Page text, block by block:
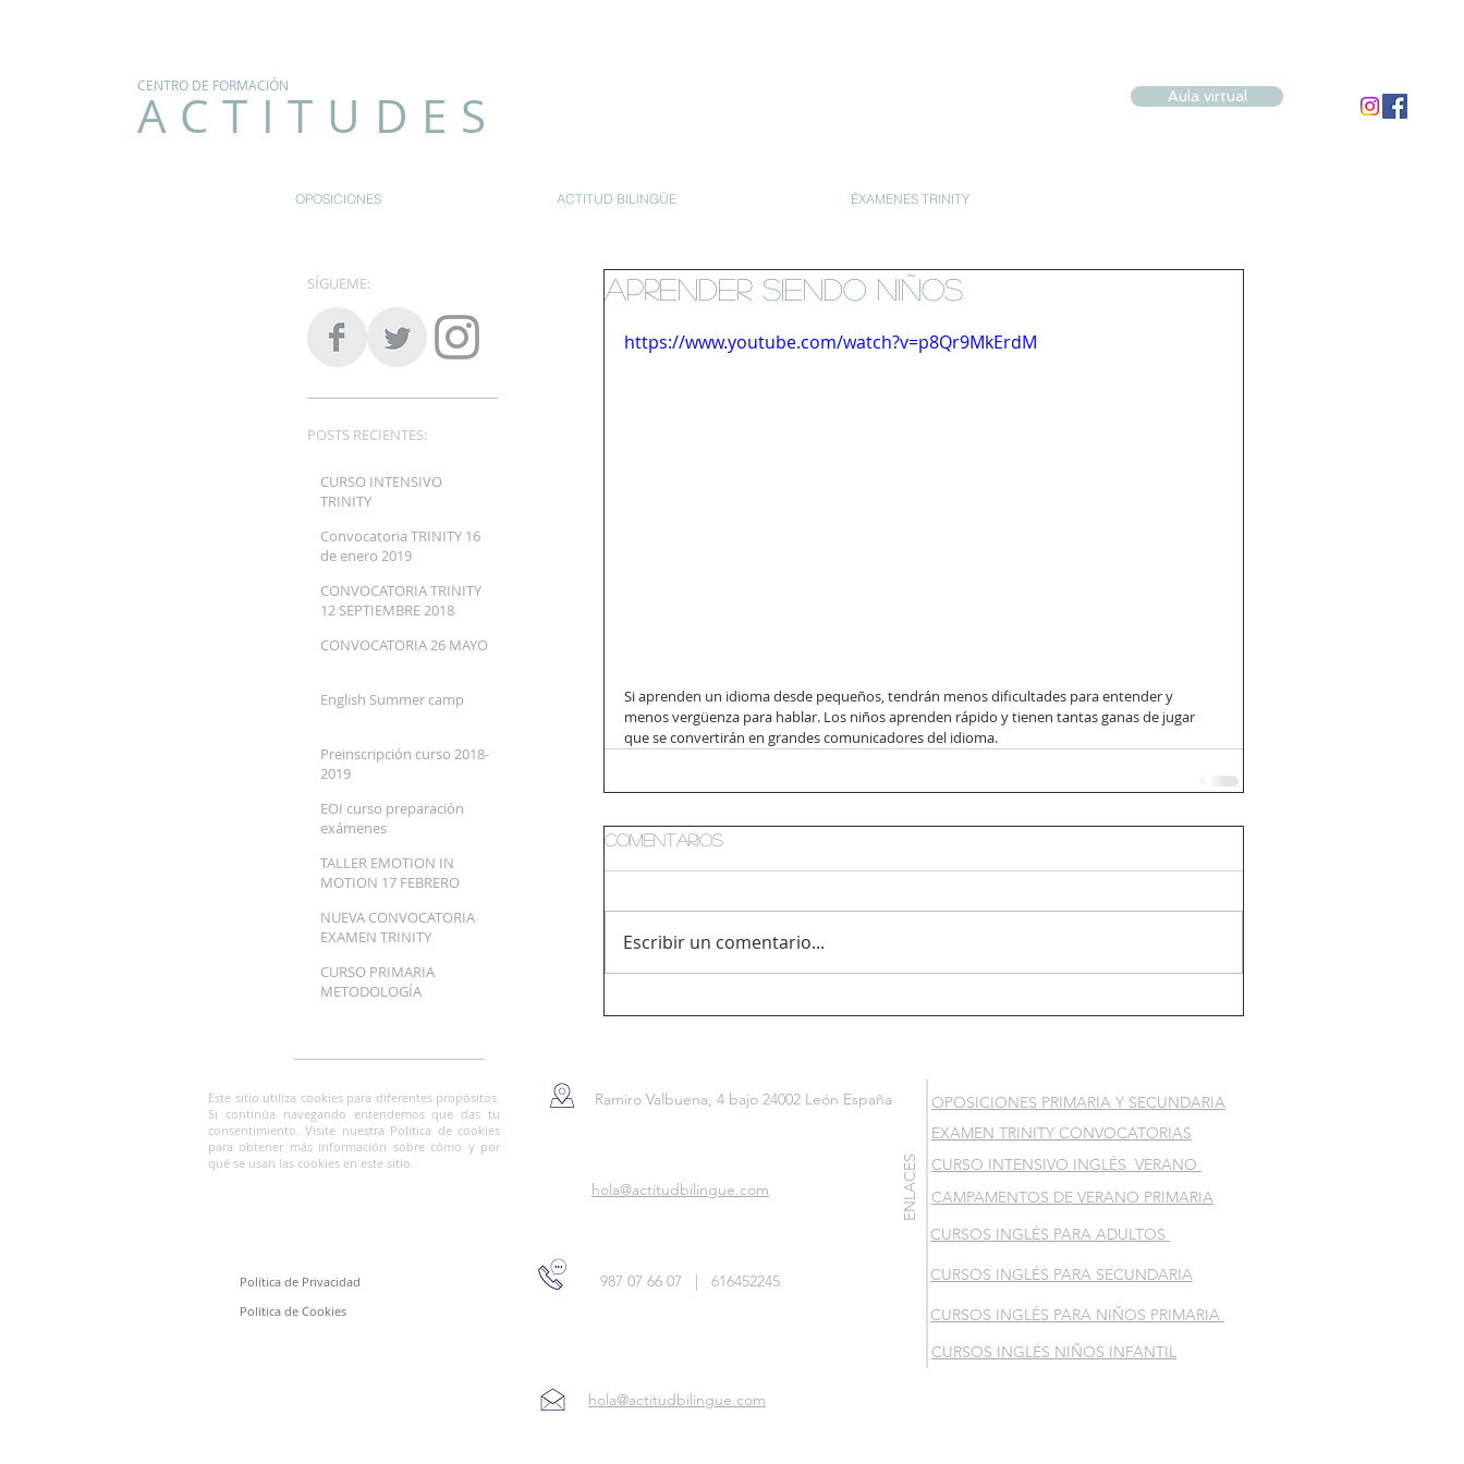
CENTRO DE FORMACIÓN
ACTITUDES
OPOSICIONES ACTITUD BILINGÜE ÉXAMENES TRINITY
Aula virtual
SÍGUEME:
POSTS RECIENTES:
CURSO INTENSIVO
TRINITY
Convocatoria TRINITY 16
de enero 2019
CONVOCATORIA TRINITY
12 SEPTIEMBRE 2018
CONVOCATORIA 26 MAYO
English Summer camp
Preinscripción curso 2018-
2019
EOI curso preparación
exámenes
TALLER EMOTION IN
MOTION 17 FEBRERO
NUEVA CONVOCATORIA
EXAMEN TRINITY
CURSO PRIMARIA
METODOLOGÍA
APRENDER SIENDO NIÑOS
https://www.youtube.com/watch?v=p8Qr9MkErdM
Si aprenden un idioma desde pequeños, tendrán menos dificultades para entender y
menos vergüenza para hablar. Los niños aprenden rápido y tienen tantas ganas de jugar
que se convertirán en grandes comunicadores del idioma.
Comentarios
Escribir un comentario...
Este sitio utiliza cookies para diferentes propósitos.
Si continúa navegando entendemos que das tu
consentimiento. Visite nuestra Política de cookies
para obtener más información sobre cómo y por
qué se usan las cookies en este sitio.
Política de Privacidad
Política de Cookies
Ramiro Valbuena, 4 bajo 24002 León España
OPOSICIONES PRIMARIA Y SECUNDARIA
EXAMEN TRINITY CONVOCATORIAS
CURSO INTENSIVO INGLÉS VERANO
ENLACES CAMPAMENTOS DE VERANO PRIMARIA
hola@actitudbilingue.com
CURSOS INGLÉS PARA ADULTOS
987 07 66 07 | 616452245 CURSOS INGLÉS PARA SECUNDARIA
CURSOS INGLÉS PARA NIÑOS PRIMARIA
CURSOS INGLÉS NIÑOS INFANTIL
hola@actitudbilingue.com